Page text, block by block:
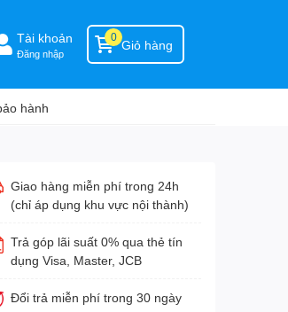
Tài khoản
Đăng nhập
Giỏ hàng
0
hành
Giao hàng miễn phí trong 24h
(chỉ áp dụng khu vực nội thành)
Trả góp lãi suất 0% qua thẻ tín
dụng Visa, Master, JCB
Đổi trả miễn phí trong 30 ngày